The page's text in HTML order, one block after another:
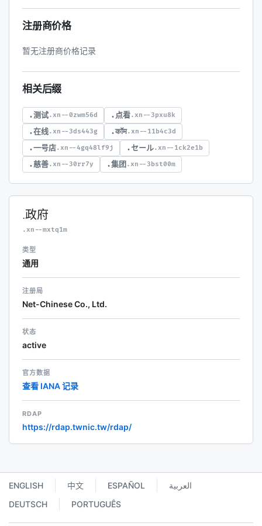
注册商价格
暂无注册商价格记录
相关后缀
.测试.xn--0zwm56d .点看.xn--3pxu8k
.在线.xn--3ds443g .कॉम.xn--11b4c3d
.一号店.xn--4gq48lf9j .セール.xn--1ck2e1b
.慈善.xn--30rr7y .集团.xn--3bst00m
.政府
.xn--mxtq1m
类型
通用
注册局
Net-Chinese Co., Ltd.
状态
active
官方数据
查看 IANA 记录
RDAP
https://rdap.twnic.tw/rdap/
ENGLISH 中文 ESPAÑOL
العربية
DEUTSCH
PORTUGUÊS